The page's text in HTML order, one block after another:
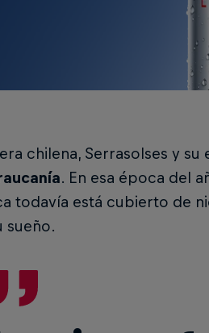
chilena, Serrasolses y su
. En esa época del
todavía está cubierto de
sueño.